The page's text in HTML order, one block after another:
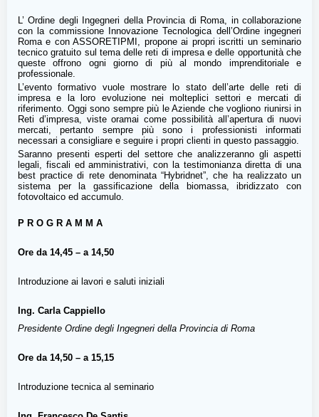
L’ Ordine degli Ingegneri della Provincia di Roma, in collaborazione
con la commissione Innovazione Tecnologica dell’Ordine ingegneri
Roma e con ASSORETIPMI, propone ai propri iscritti un seminario
tecnico gratuito sul tema delle reti di impresa e delle opportunità che
queste offrono ogni giorno di più al mondo imprenditoriale e
professionale.
L’evento formativo vuole mostrare lo stato dell’arte delle reti di
impresa e la loro evoluzione nei molteplici settori e mercati di
riferimento. Oggi sono sempre più le Aziende che vogliono riunirsi in
Reti d’impresa, viste oramai come possibilità all’apertura di nuovi
mercati, pertanto sempre più sono i professionisti informati
necessari a consigliare e seguire i propri clienti in questo passaggio.
Saranno presenti esperti del settore che analizzeranno gli aspetti
legali, fiscali ed amministrativi, con la testimonianza diretta di una
best practice di rete denominata “Hybridnet”, che ha realizzato un
sistema per la gassificazione della biomassa, ibridizzato con
fotovoltaico ed accumulo.
P R O G R A M M A
Ore da 14,45 – a 14,50
Introduzione ai lavori e saluti iniziali
Ing. Carla Cappiello
Presidente Ordine degli Ingegneri della Provincia di Roma
Ore da 14,50 – a 15,15
Introduzione tecnica al seminario